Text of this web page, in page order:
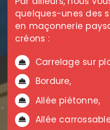
quelques-unes des
en maçonnerie
créons :
Carrelage sur
Bordure,
Allée piétonne,
Allée